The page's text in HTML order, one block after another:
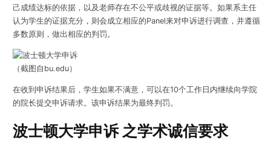
己成绩达标的依据，以及老师存在不公平或歧视的证据等。如果系主任
认为学生的证据充分，则会成立相应的Panel来对申诉进行调查，并遵循
多数原则，做出相应的判罚。
（截图自bu.edu）
在收到申诉结果后，学生如果不满意，可以在10个工作日内继续向学院
的院长提交申诉请求。该申诉结果为最终判罚。
波士顿大学申诉 之学术诚信要求